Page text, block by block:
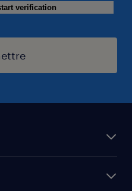
verification